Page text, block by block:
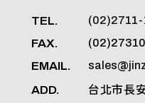
TEL.
FAX.
EMAIL.
ADD. 台北市長